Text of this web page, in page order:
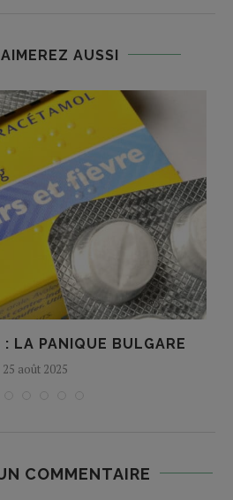
AUSSI
: LA PANIQUE BULGARE
25 août 2025
COMMENTAIRE